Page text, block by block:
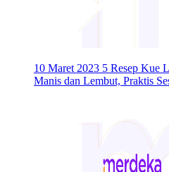
10 Maret 2023 5 Resep Kue
Manis dan Lembut, Praktis